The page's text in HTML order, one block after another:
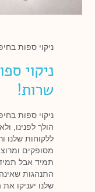
ניקוי ספות
ניקוי
שרות!
ניקוי ספות
הולך לפנינו,
ללקוחות שלנו
מסופקים
תמיד אבל
התנהגות
שלנו יעניקו